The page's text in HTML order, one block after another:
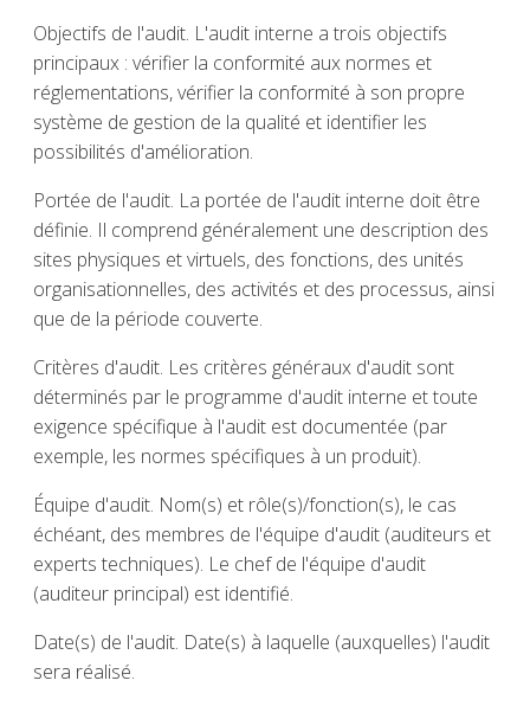
Objectifs de l'audit. L'audit interne a trois objectifs
principaux : vérifier la conformité aux normes et
réglementations, vérifier la conformité à son propre
système de gestion de la qualité et identifier les
possibilités d'amélioration.
Portée de l'audit. La portée de l'audit interne doit être
définie. Il comprend généralement une description des
sites physiques et virtuels, des fonctions, des unités
organisationnelles, des activités et des processus, ainsi
que de la période couverte.
Critères d'audit. Les critères généraux d'audit sont
déterminés par le programme d'audit interne et toute
exigence spécifique à l'audit est documentée (par
exemple, les normes spécifiques à un produit).
Équipe d'audit. Nom(s) et rôle(s)/fonction(s), le cas
échéant, des membres de l'équipe d'audit (auditeurs et
experts techniques). Le chef de l'équipe d'audit
(auditeur principal) est identifié.
Date(s) de l'audit. Date(s) à laquelle (auxquelles) l'audit
sera réalisé.